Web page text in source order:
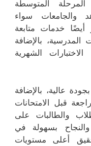
المتوسطة
والجامعات سواء
أيضًا خدمات متابعة
المدرسية، بالإضافة
الشهرية
عالية، بالإضافة
قبل الامتحانات
والطالبات على
بسهولة في
أعلى مستويات